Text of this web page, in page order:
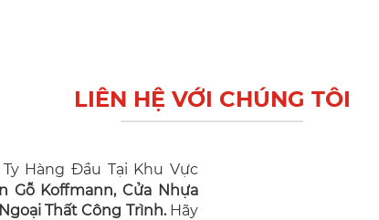
LIÊN HỆ VỚI CHÚNG TÔI
Hàng Đầu Tại Khu Vực
Gỗ Koffmann, Cửa Nhựa
Thất Công Trình. Hãy